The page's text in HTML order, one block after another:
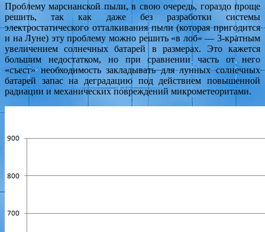
Проблему марсианской пыли, в свою очередь, гораздо проще
решить, так как даже без разработки системы
электростатического отталкивания пыли (которая пригодится
и на Луне) эту проблему можно решить «в лоб» — 3-кратным
увеличением солнечных батарей в размерах. Это кажется
большим недостатком, но при сравнении часть от него
«съест» необходимость закладывать для лунных солнечных
батарей запас на деградацию под действием повышенной
радиации и механических повреждений микрометеоритами.